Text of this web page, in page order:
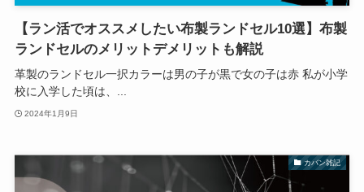
【ラン活でオススメしたい布製ランドセル10選】布製
ランドセルのメリットデメリットも解説
革製のランドセル一択カラーは男の子が黒で女の子は赤 私が小学
校に入学した頃は、...
2024年1月9日
カバン雑記